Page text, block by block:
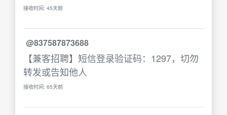
接收时间: 45天前
@837587873688
【兼客招聘】短信登录验证码：1297，切勿
转发或告知他人
接收时间: 65天前